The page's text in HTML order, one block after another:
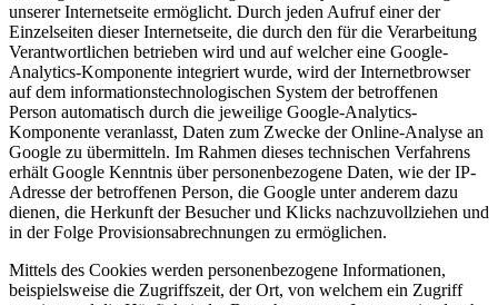
unserer Internetseite ermöglicht. Durch jeden Aufruf einer der
Einzelseiten dieser Internetseite, die durch den für die Verarbeitung
Verantwortlichen betrieben wird und auf welcher eine Google-
Analytics-Komponente integriert wurde, wird der Internetbrowser
auf dem informationstechnologischen System der betroffenen
Person automatisch durch die jeweilige Google-Analytics-
Komponente veranlasst, Daten zum Zwecke der Online-Analyse an
Google zu übermitteln. Im Rahmen dieses technischen Verfahrens
erhält Google Kenntnis über personenbezogene Daten, wie der IP-
Adresse der betroffenen Person, die Google unter anderem dazu
dienen, die Herkunft der Besucher und Klicks nachzuvollziehen und
in der Folge Provisionsabrechnungen zu ermöglichen.
Mittels des Cookies werden personenbezogene Informationen,
beispielsweise die Zugriffszeit, der Ort, von welchem ein Zugriff